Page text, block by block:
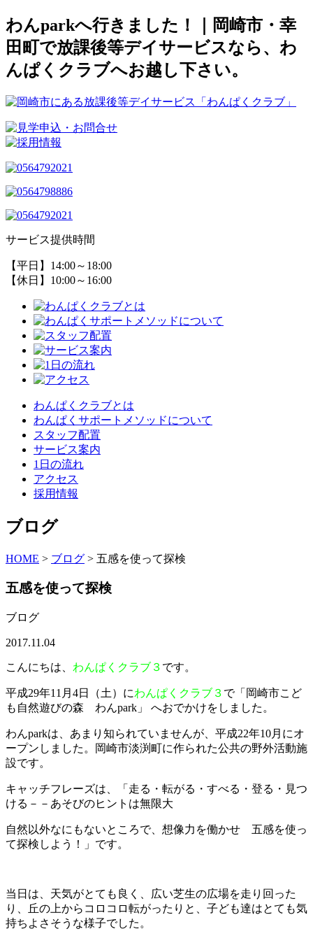
わんparkへ行きました！｜岡崎市・幸
田町で放課後等デイサービスなら、わ
んぱくクラブへお越し下さい。
サービス提供時間
【平日】14:00～18:00
【休日】10:00～16:00
わんぱくクラブとは
わんぱくサポートメソッドについて
スタッフ配置
サービス案内
1日の流れ
アクセス
採用情報
ブログ
HOME > ブログ > 五感を使って探検
五感を使って探検
ブログ
2017.11.04
こんにちは、 わんぱくクラブ３ です。
平成29年11月4日（土）にわんぱくクラブ３ で「岡崎市こど
も自然遊びの森 わんpark」 へおでかけをしました。
わんparkは、あまり知られていませんが、平成22年10月にオ
ープンしました。岡崎市淡渕町に作られた公共の野外活動施
設です。
キャッチフレーズは、「走る・転がる・すべる・登る・見つ
ける－－あそびのヒントは無限大
自然以外なにもないところで、想像力を働かせ 五感を使っ
て探検しよう！」です。
当日は、天気がとても良く、広い芝生の広場を走り回った
り、丘の上からコロコロ転がったりと、子ども達はとても気
持ちよさそうな様子でした。